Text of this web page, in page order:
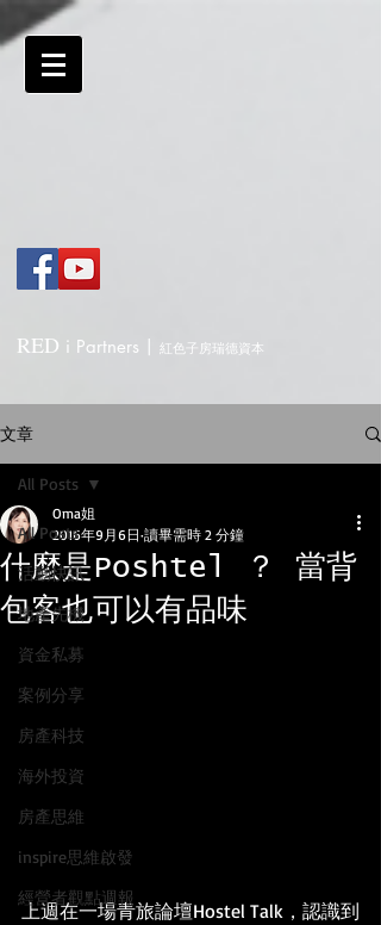
RED i Partners | 紅色子房瑞德資本
文章
All Posts
活動快訊
地產先機
資金私募
案例分享
房產科技
海外投資
房產思維
inspire思維啟發
經營者觀點週報
All Posts
什麼是Poshtel ？ 當背
包客也可以有品味
Oma姐
2016年9月6日 讀畢需時 2 分鐘
上週在一場青旅論壇Hostel Talk，認識到